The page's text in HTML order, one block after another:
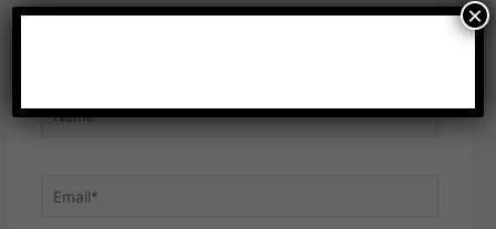
Name*
Email*
×